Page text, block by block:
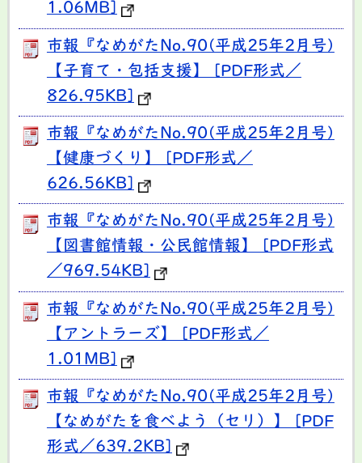
1.06MB]
市報『なめがたNo.90(平成25年2月号)
【子育て・包括支援】 [PDF形式／
826.95KB]
市報『なめがたNo.90(平成25年2月号)
【健康づくり】 [PDF形式／
626.56KB]
市報『なめがたNo.90(平成25年2月号)
【図書館情報・公民館情報】 [PDF形式
／969.54KB]
市報『なめがたNo.90(平成25年2月号)
【アントラーズ】 [PDF形式／
1.01MB]
市報『なめがたNo.90(平成25年2月号)
【なめがたを食べよう（セリ）】 [PDF
形式／639.2KB]